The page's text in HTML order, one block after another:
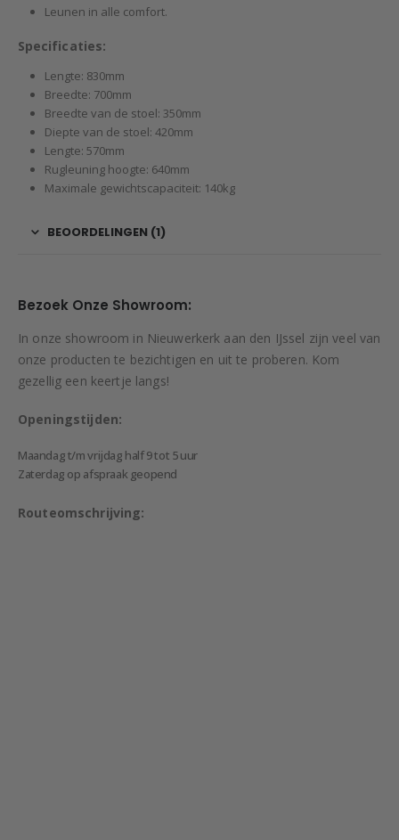
Leunen in alle comfort.
Specificaties:
Lengte: 830mm
Breedte: 700mm
Breedte van de stoel: 350mm
Diepte van de stoel: 420mm
Lengte: 570mm
Rugleuning hoogte: 640mm
Maximale gewichtscapaciteit: 140kg
BEOORDELINGEN (1)
Bezoek Onze Showroom:
In onze showroom in Nieuwerkerk aan den IJssel zijn veel van
onze producten te bezichtigen en uit te proberen. Kom
gezellig een keertje langs!
Openingstijden:
Maandag t/m vrijdag half 9 tot 5 uur
Zaterdag op afspraak geopend
Routeomschrijving: